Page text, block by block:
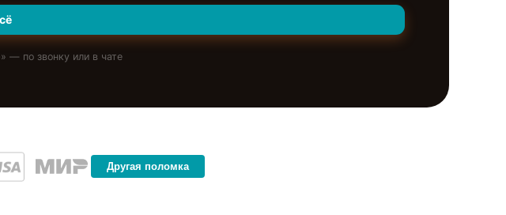
» — по звонку или в чате
Другая поломка